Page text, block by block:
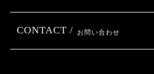
CONTACT / お問い合わせ